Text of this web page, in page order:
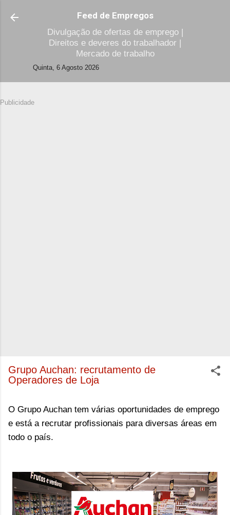
Avançar para o conteúdo principal
Feed de Empregos
Divulgação de ofertas de emprego |
Direitos e deveres do trabalhador |
Mercado de trabalho
Quinta, 6 Agosto 2026
Publicidade
Grupo Auchan: recrutamento de
Operadores de Loja
O Grupo Auchan tem várias oportunidades de emprego
e está a recrutar profissionais para diversas áreas em
todo o país.